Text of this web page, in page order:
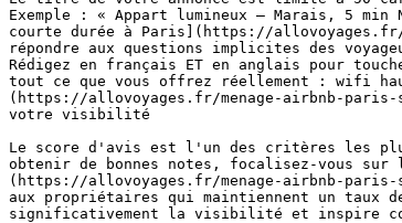
Exemple : « Appart lumineux — Marais, 5
courte durée à Paris](https://
répondre aux questions implicites des
Rédigez en français ET en anglais pour
tout ce que vous offrez réellement : wifi
(https://allovoyages.fr/menage-airbnb-
votre visibilité
Le score d'avis est l'un des critères les plus
obtenir de bonnes notes, focalisez-vous
(https://allovoyages.fr/menage-airbnb-
aux propriétaires qui maintiennent un taux
significativement la visibilité et inspire